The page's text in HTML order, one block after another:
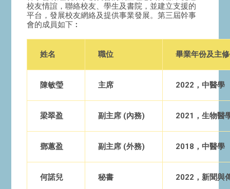
校友情誼，聯絡校友、學生及書院，並建立支援的
平台，發展校友網絡及提供事業發展。第三屆幹事
會的成員如下︰
姓名 職位 畢業年份及主
陳敏瑩 主席 2022，中醫學
梁翠盈 副主席 (內務) 2021，生物醫
鄧蕙盈 副主席 (外務) 2018，中醫學
何諾兒 秘書 2022，新聞與